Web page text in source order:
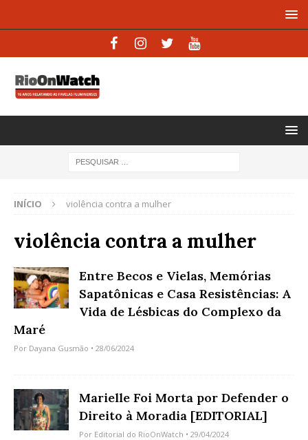
INÍCIO violência contra a mulher
violência contra a mulher
Entre Becos e Vielas, Memórias
Sapatônicas e Casa Resistências: A
Vida de Lésbicas do Complexo da
Maré
Por Dayana Gusmão • 28/06/2024
Marielle Foi Morta por Defender o
Direito à Moradia [EDITORIAL]
Por Editorial do RioOnWatch • 29/04/2024